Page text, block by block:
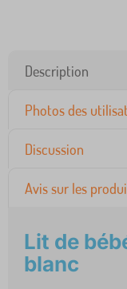
Description
Photos des
Discussion
Avis sur les
Lit de
blanc